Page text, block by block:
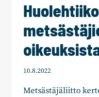
10.8.2022
Metsästäjäliitto